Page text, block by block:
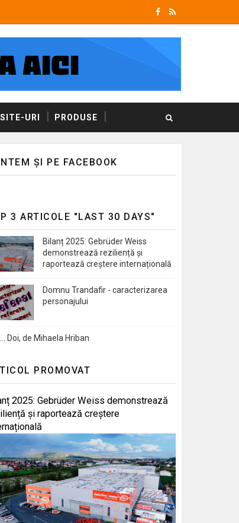
SITE-URI PRODUSE
ȘI PE FACEBOOK
3 ARTICOLE "LAST 30 DAYS"
Bilanț 2025: Gebrüder Weiss
demonstrează reziliență și
raportează creștere internațională
Domnu Trandafir - caracterizarea
personajului
Doi, de Mihaela Hriban
PROMOVAT
2025: Gebrüder Weiss demonstrează
și raportează creștere